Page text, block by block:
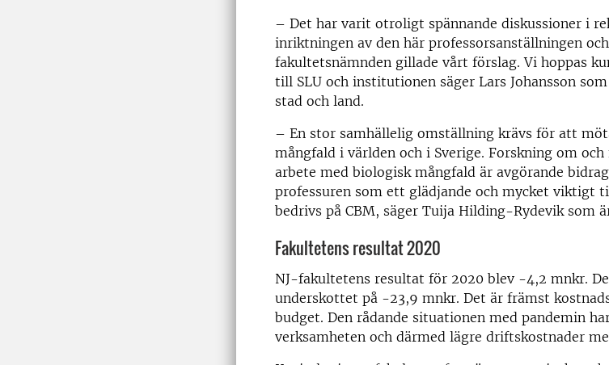
– Det har varit otroligt spännande diskussioner i
inriktningen av den här professorsanställningen
fakultetsnämnden gillade vårt förslag. Vi hoppas
till SLU och institutionen säger Lars Johansson
stad och land.
– En stor samhällelig omställning krävs för att
mångfald i världen och i Sverige. Forskning om
arbete med biologisk mångfald är avgörande
professuren som ett glädjande och mycket viktigt
bedrivs på CBM, säger Tuija Hilding-Rydevik som
Fakultetens resultat 2020
NJ-fakultetens resultat för 2020 blev -4,2 mnkr.
underskottet på -23,9 mnkr. Det är främst
budget. Den rådande situationen med pandemin
verksamheten och därmed lägre driftskostnader